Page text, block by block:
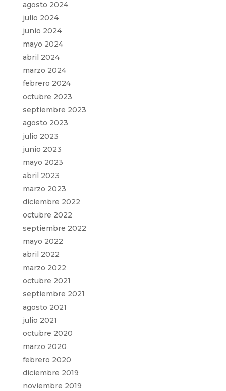
agosto 2024
julio 2024
junio 2024
mayo 2024
abril 2024
marzo 2024
febrero 2024
octubre 2023
septiembre 2023
agosto 2023
julio 2023
junio 2023
mayo 2023
abril 2023
marzo 2023
diciembre 2022
octubre 2022
septiembre 2022
mayo 2022
abril 2022
marzo 2022
octubre 2021
septiembre 2021
agosto 2021
julio 2021
octubre 2020
marzo 2020
febrero 2020
diciembre 2019
noviembre 2019